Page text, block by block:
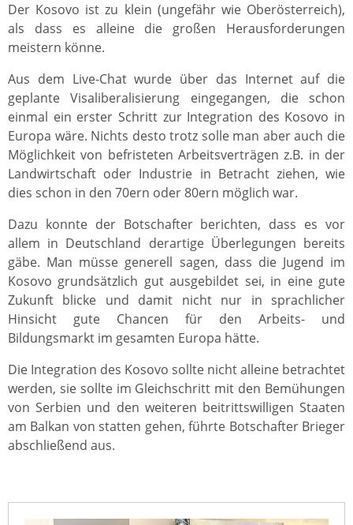
Der Kosovo ist zu klein (ungefähr wie Oberösterreich),
als dass es alleine die großen Herausforderungen
meistern könne.
Aus dem Live-Chat wurde über das Internet auf die
geplante Visaliberalisierung eingegangen, die schon
einmal ein erster Schritt zur Integration des Kosovo in
Europa wäre. Nichts desto trotz solle man aber auch die
Möglichkeit von befristeten Arbeitsverträgen z.B. in der
Landwirtschaft oder Industrie in Betracht ziehen, wie
dies schon in den 70ern oder 80ern möglich war.
Dazu konnte der Botschafter berichten, dass es vor
allem in Deutschland derartige Überlegungen bereits
gäbe. Man müsse generell sagen, dass die Jugend im
Kosovo grundsätzlich gut ausgebildet sei, in eine gute
Zukunft blicke und damit nicht nur in sprachlicher
Hinsicht gute Chancen für den Arbeits- und
Bildungsmarkt im gesamten Europa hätte.
Die Integration des Kosovo sollte nicht alleine betrachtet
werden, sie sollte im Gleichschritt mit den Bemühungen
von Serbien und den weiteren beitrittswilligen Staaten
am Balkan von statten gehen, führte Botschafter Brieger
abschließend aus.